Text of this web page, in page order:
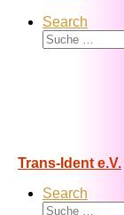
Search
Suche
Trans-Ident e.V.
Search
Suche